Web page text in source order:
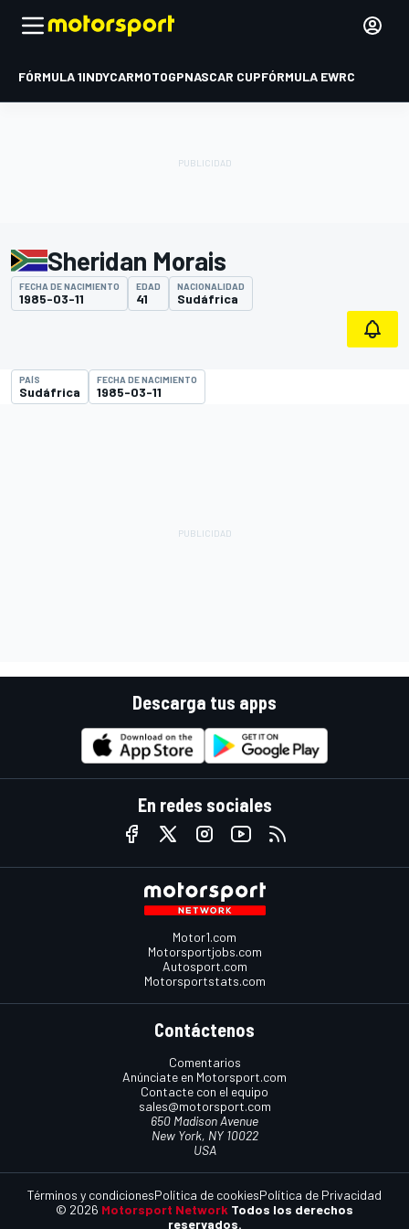
FÓRMULA 1INDYCARMOTOGPNASCAR CUPFÓRMULA EWRC
Sheridan Morais
FECHA DE NACIMIENTO
1985-03-11
EDAD
41
NACIONALIDAD
Sudáfrica
PAÍS
Sudáfrica
FECHA DE NACIMIENTO
1985-03-11
Descarga tus apps
En redes sociales
Motor1.com
Motorsportjobs.com
Autosport.com
Motorsportstats.com
Contáctenos
Comentarios
Anúnciate en Motorsport.com
Contacte con el equipo
sales@motorsport.com
650 Madison Avenue
New York, NY 10022
USA
© 2026 Motorsport Network Todos los derechos
reservados.
Términos y condicionesPolítica de cookiesPolítica de Privacidad